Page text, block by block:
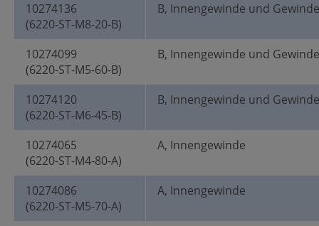
10274136
(6220-ST-M8-20-B)
B, Innengewinde und
10274099
(6220-ST-M5-60-B)
B, Innengewinde und
10274120
(6220-ST-M6-45-B)
B, Innengewinde und
10274065
(6220-ST-M4-80-A)
A, Innengewinde
10274086
(6220-ST-M5-70-A)
A, Innengewinde